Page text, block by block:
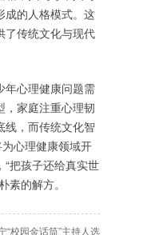
成的人格模式。这
了传统文化与现代
年心理健康问题需
，家庭注重心理韧
线，而传统文化智
心理健康领域开
把孩子还给真实世
素的解方。
“校园金话筒”主持人选